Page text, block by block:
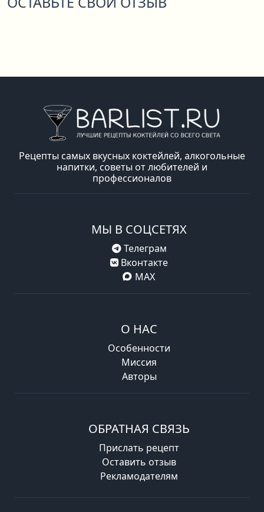
Рецепты самых вкусных коктейлей, алкогольные
напитки, советы от любителей и
профессионалов
МЫ В СОЦСЕТЯХ
Телеграм
Вконтакте
MAX
О НАС
Особенности
Миссия
Авторы
ОБРАТНАЯ СВЯЗЬ
Прислать рецепт
Оставить отзыв
Рекламодателям